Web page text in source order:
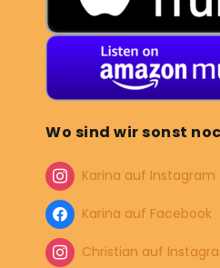
Wo sind wir sonst
Karina auf Instagram
Karina auf Facebook
Christian auf